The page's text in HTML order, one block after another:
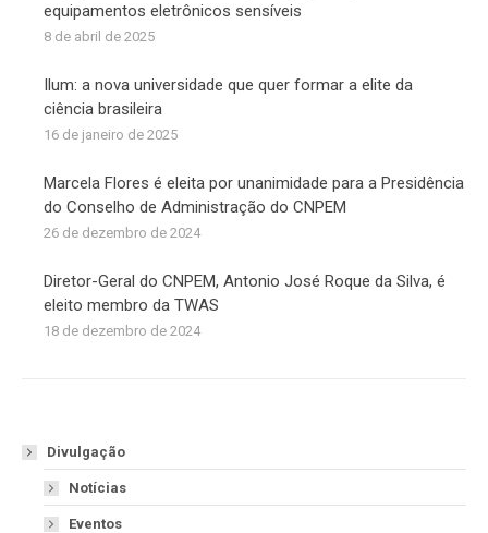
equipamentos eletrônicos sensíveis
8 de abril de 2025
Ilum: a nova universidade que quer formar a elite da
ciência brasileira
16 de janeiro de 2025
Marcela Flores é eleita por unanimidade para a Presidência
do Conselho de Administração do CNPEM
26 de dezembro de 2024
Diretor-Geral do CNPEM, Antonio José Roque da Silva, é
eleito membro da TWAS
18 de dezembro de 2024
Divulgação
Notícias
Eventos